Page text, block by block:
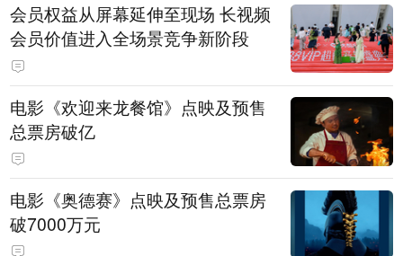
会员权益从屏幕延伸至现场 长视频
会员价值进入全场景竞争新阶段
电影《欢迎来龙餐馆》点映及预售
总票房破亿
电影《奥德赛》点映及预售总票房
破7000万元